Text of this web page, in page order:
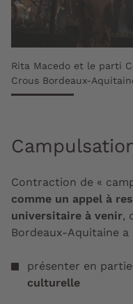
Rita Macedo et le parti
Crous Bordeaux-
Contraction de «
comme un appel à
universitaire à venir,
Bordeaux-Aquitaine
présenter en partie
culturelle